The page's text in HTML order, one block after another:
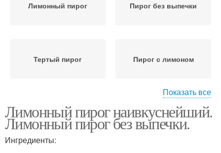
Лимонный пирог Пирог без выпечки
Тертый пирог Пирог с лимоном
Пирог от юлии
Пирог из дрожжевого
теста
Показать все
Лимонный пирог наивкуснейший.
Лимонный пирог без выпечки.
Ингредиенты: